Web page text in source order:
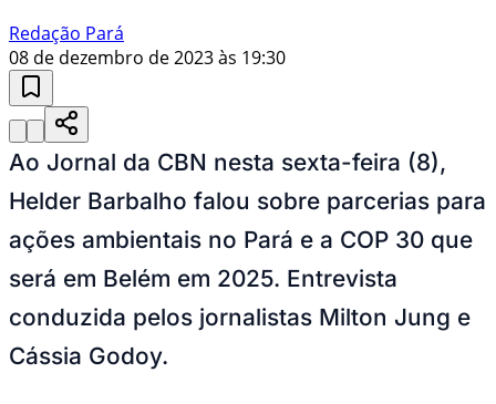
Redação Pará
08 de dezembro de 2023 às 19:30
Ao Jornal da CBN nesta sexta-feira (8),
Helder Barbalho falou sobre parcerias para
ações ambientais no Pará e a COP 30 que
será em Belém em 2025. Entrevista
conduzida pelos jornalistas Milton Jung e
Cássia Godoy.